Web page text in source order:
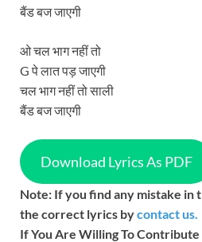
बैंड बज जाएगी
ओ चल भाग नहीं तो
G पे लात पड़ जाएगी
चल भाग नहीं तो साली
बैंड बज जाएगी
Download Lyrics As PDF
Note: If you find any mistake in
the correct lyrics bycontact us.
If You Are Willing To